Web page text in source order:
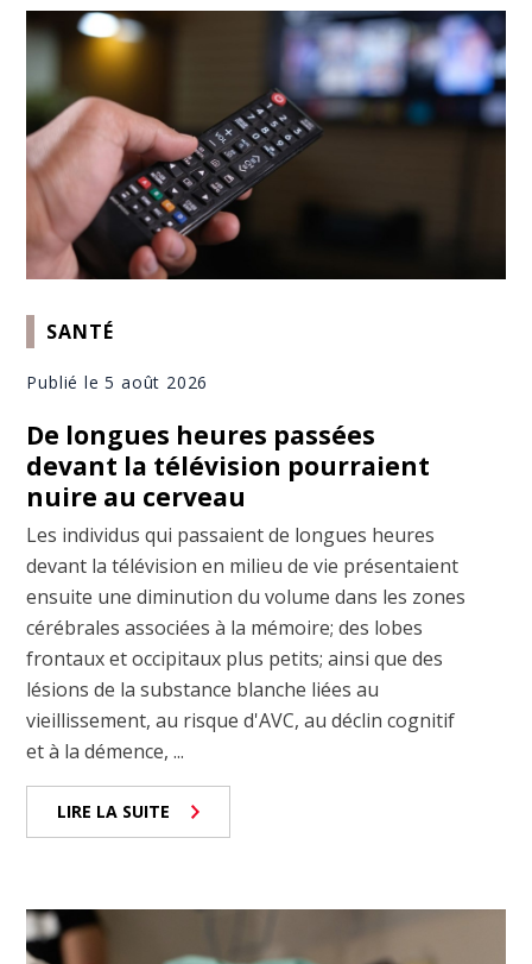
SANTÉ
Publié le 5 août 2026
De longues heures passées
devant la télévision pourraient
nuire au cerveau
Les individus qui passaient de longues heures
devant la télévision en milieu de vie présentaient
ensuite une diminution du volume dans les zones
cérébrales associées à la mémoire; des lobes
frontaux et occipitaux plus petits; ainsi que des
lésions de la substance blanche liées au
vieillissement, au risque d'AVC, au déclin cognitif
et à la démence, ...
LIRE LA SUITE